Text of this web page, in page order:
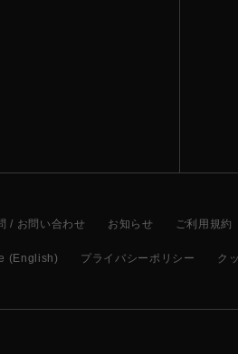
/ お問い合わせ お知らせ ご利用規約
(English) プライバシーポリシー ク